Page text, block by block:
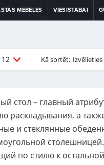
MĒBELES VIESISTABAI
12 Kā sortēt:
стол – главный
раскладывания, а
и стеклянные
по стилю к